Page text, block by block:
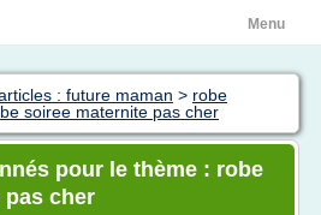
Menu
: future maman > robe
soiree maternite pas cher
pour le thème : robe
pas cher